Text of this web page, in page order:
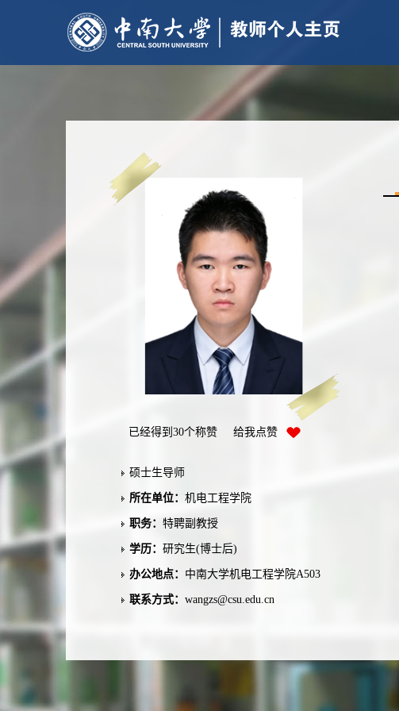
已经得到 30个称赞 给我点赞
硕士生导师
所在单位： 机电工程学院
职务： 特聘副教授
学历： 研究生(博士后)
办公地点： 中南大学机电工程学院A503
联系方式： wangzs@csu.edu.cn